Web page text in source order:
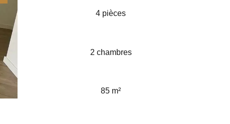
4 pièces
2 chambres
85 m²